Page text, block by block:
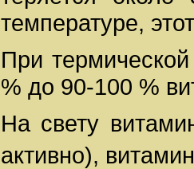
температуре,
При
% до 90-100 %
На свету
активно),